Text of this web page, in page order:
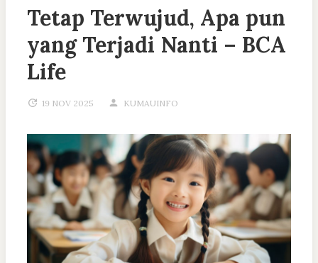
Tetap Terwujud, Apa pun
yang Terjadi Nanti – BCA
Life
19 NOV 2025 KUMAUINFO